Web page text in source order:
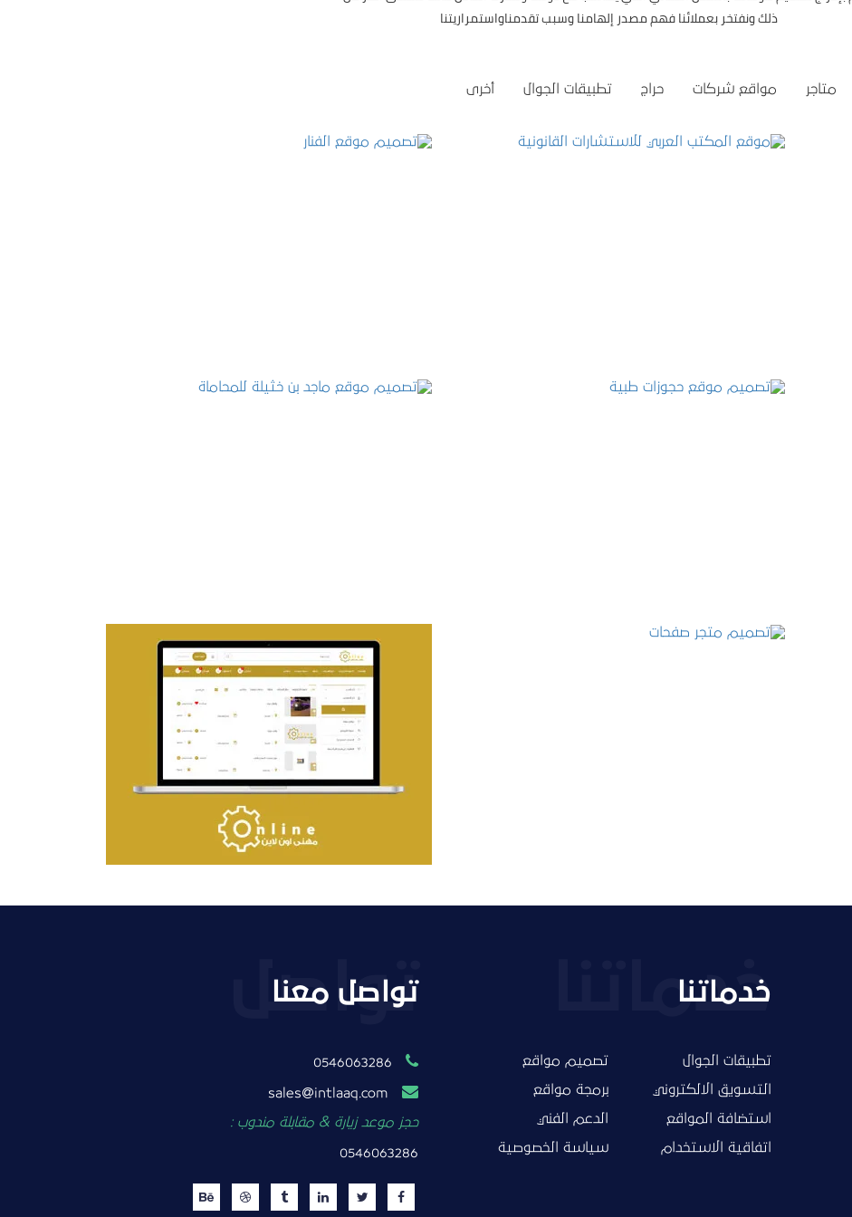
ذلك ونفتخر بعملائنا فهم مصدر إلهامنا وسبب تقدمناواستمراريتنا
متاجر مواقع شركات حراج تطبيقات الجوال أخرى
تصميم حراج مهنى
التفاصيل
خدماتنا
تطبيقات الجوال تصميم مواقع
التسويق الالكتروني برمجة مواقع
استضافة المواقع الدعم الفني
اتفاقية الاستخدام سياسة الخصوصية
تواصل معنا
0546063286
intlaaq.com
حجز موعد زيارة & مقابلة مندوب :
0546063286